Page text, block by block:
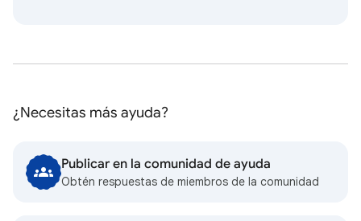
¿Necesitas más ayuda?
Publicar en la comunidad de ayuda
Obtén respuestas de miembros de la comunidad